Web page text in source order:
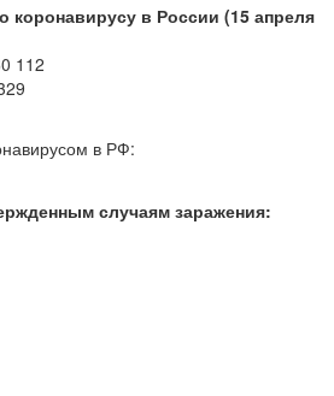
в России (15 апреля
112
в РФ:
случаям заражения: